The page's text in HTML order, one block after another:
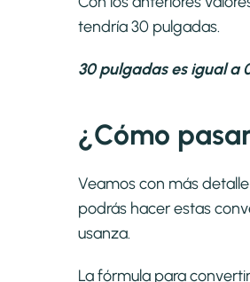
tendría 30 pulgadas.
30 pulgadas es igual a
¿Cómo
Veamos con más
podrás hacer estas
usanza.
La fórmula para